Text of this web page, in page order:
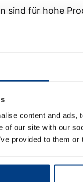
content and
of our site with our
provided to them
sind für hohe
wiederholbare
in automatisierte
Herstellern,
Qualität zu